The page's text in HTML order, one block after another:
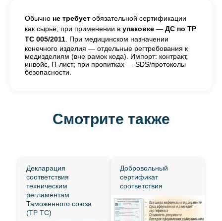
Обычно не требует обязательной сертификации
как сырьё; при применении в упаковке — ДС по ТР
ТС 005/2011 . При медицинском назначении
конечного изделия — отдельные регтребования к
медизделиям (вне рамок кода). Импорт: контракт,
инвойс, П-лист; при пропитках — SDS/протоколы
безопасности.
Смотрите также
Декларация
соответствия
техническим
регламентам
Таможенного союза
(ТР ТС)
Добровольный
сертификат
соответствия